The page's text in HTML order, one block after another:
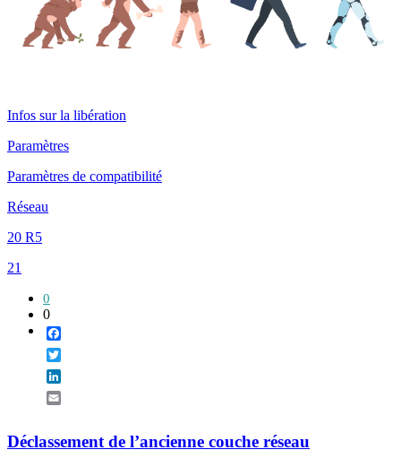
Infos sur la libération
Paramètres
Paramètres de compatibilité
Réseau
20 R5
21
0
0
Déclassement de l’ancienne couche réseau